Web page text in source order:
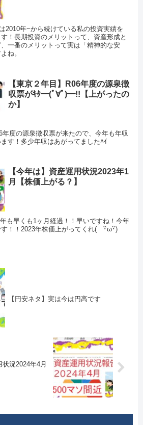
2010年~から続けている私の投資実績を
！長期投資のメリットって、資産形成と
一番のメリットって実は「精神的な安
ね。
【東京２年目】R06年度の源泉徴
収票がｷﾀ━(ﾟ∀ﾟ)━!!【上がったの
か】
度の源泉徴収票が来たので、今年も年収
す！多少年収はあがってましたﾊｲ
【今年は】資産運用状況2023年1
月【株価上がる？】
も早くも1ヶ月経過！！早いですね！今年
す！！2023年株価上がってくれ( ･ิω･ิ)
【円安ネタ】実は今は円高です
状況2024年4月